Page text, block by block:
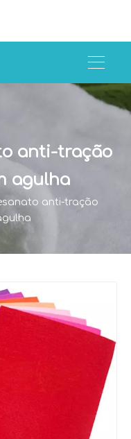
anti-tração
agulha
anti-tração